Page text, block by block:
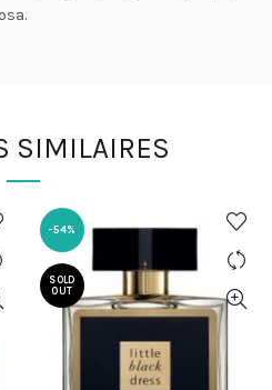
SIMILAIRES
-54%
SOLD
OUT